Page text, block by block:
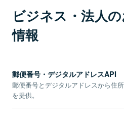
ビジネス・法人
情報
郵便番号・デジタルアドレスAPI
郵便番号とデジタルアドレスから住
を提供。